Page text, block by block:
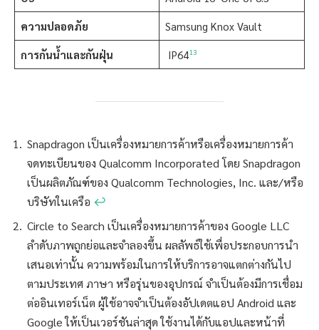
ความปลอดภัย Samsung Knox Vault
การกันน้ำและกันฝุ่น IP6413
Snapdragon เป็นเครื่องหมายการค้าหรือเครื่องหมายการค้า
จดทะเบียนของ Qualcomm Incorporated โดย Snapdragon
เป็นผลิตภัณฑ์ของ Qualcomm Technologies, Inc. และ/หรือ
บริษัทในเครือ ↩︎
Circle to Search เป็นเครื่องหมายการค้าของ Google LLC
ลำดับภาพถูกย่อและจำลองขึ้น ผลลัพธ์ใช้เพื่อประกอบการนำ
เสนอเท่านั้น ความพร้อมในการให้บริการอาจแตกต่างกันไป
ตามประเทศ ภาษา หรือรุ่นของอุปกรณ์ จำเป็นต้องมีการเชื่อม
ต่ออินเทอร์เน็ต ผู้ใช้อาจจำเป็นต้องอัปเดตแอป Android และ
Google ให้เป็นเวอร์ชันล่าสุด ใช้งานได้กับแอปและหน้าที่